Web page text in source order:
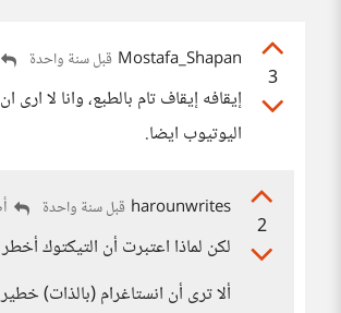
3
Mostafa_Shapan قبل سنة واحدة
إيقافه إيقاف تام بالطبع، وانا لا
اليوتيوب ايضا.
2
harounwrites قبل سنة واحدة
لكن لماذا اعتبرت أن التيكتوك
ألا ترى أن انستاغرام (بالذات)